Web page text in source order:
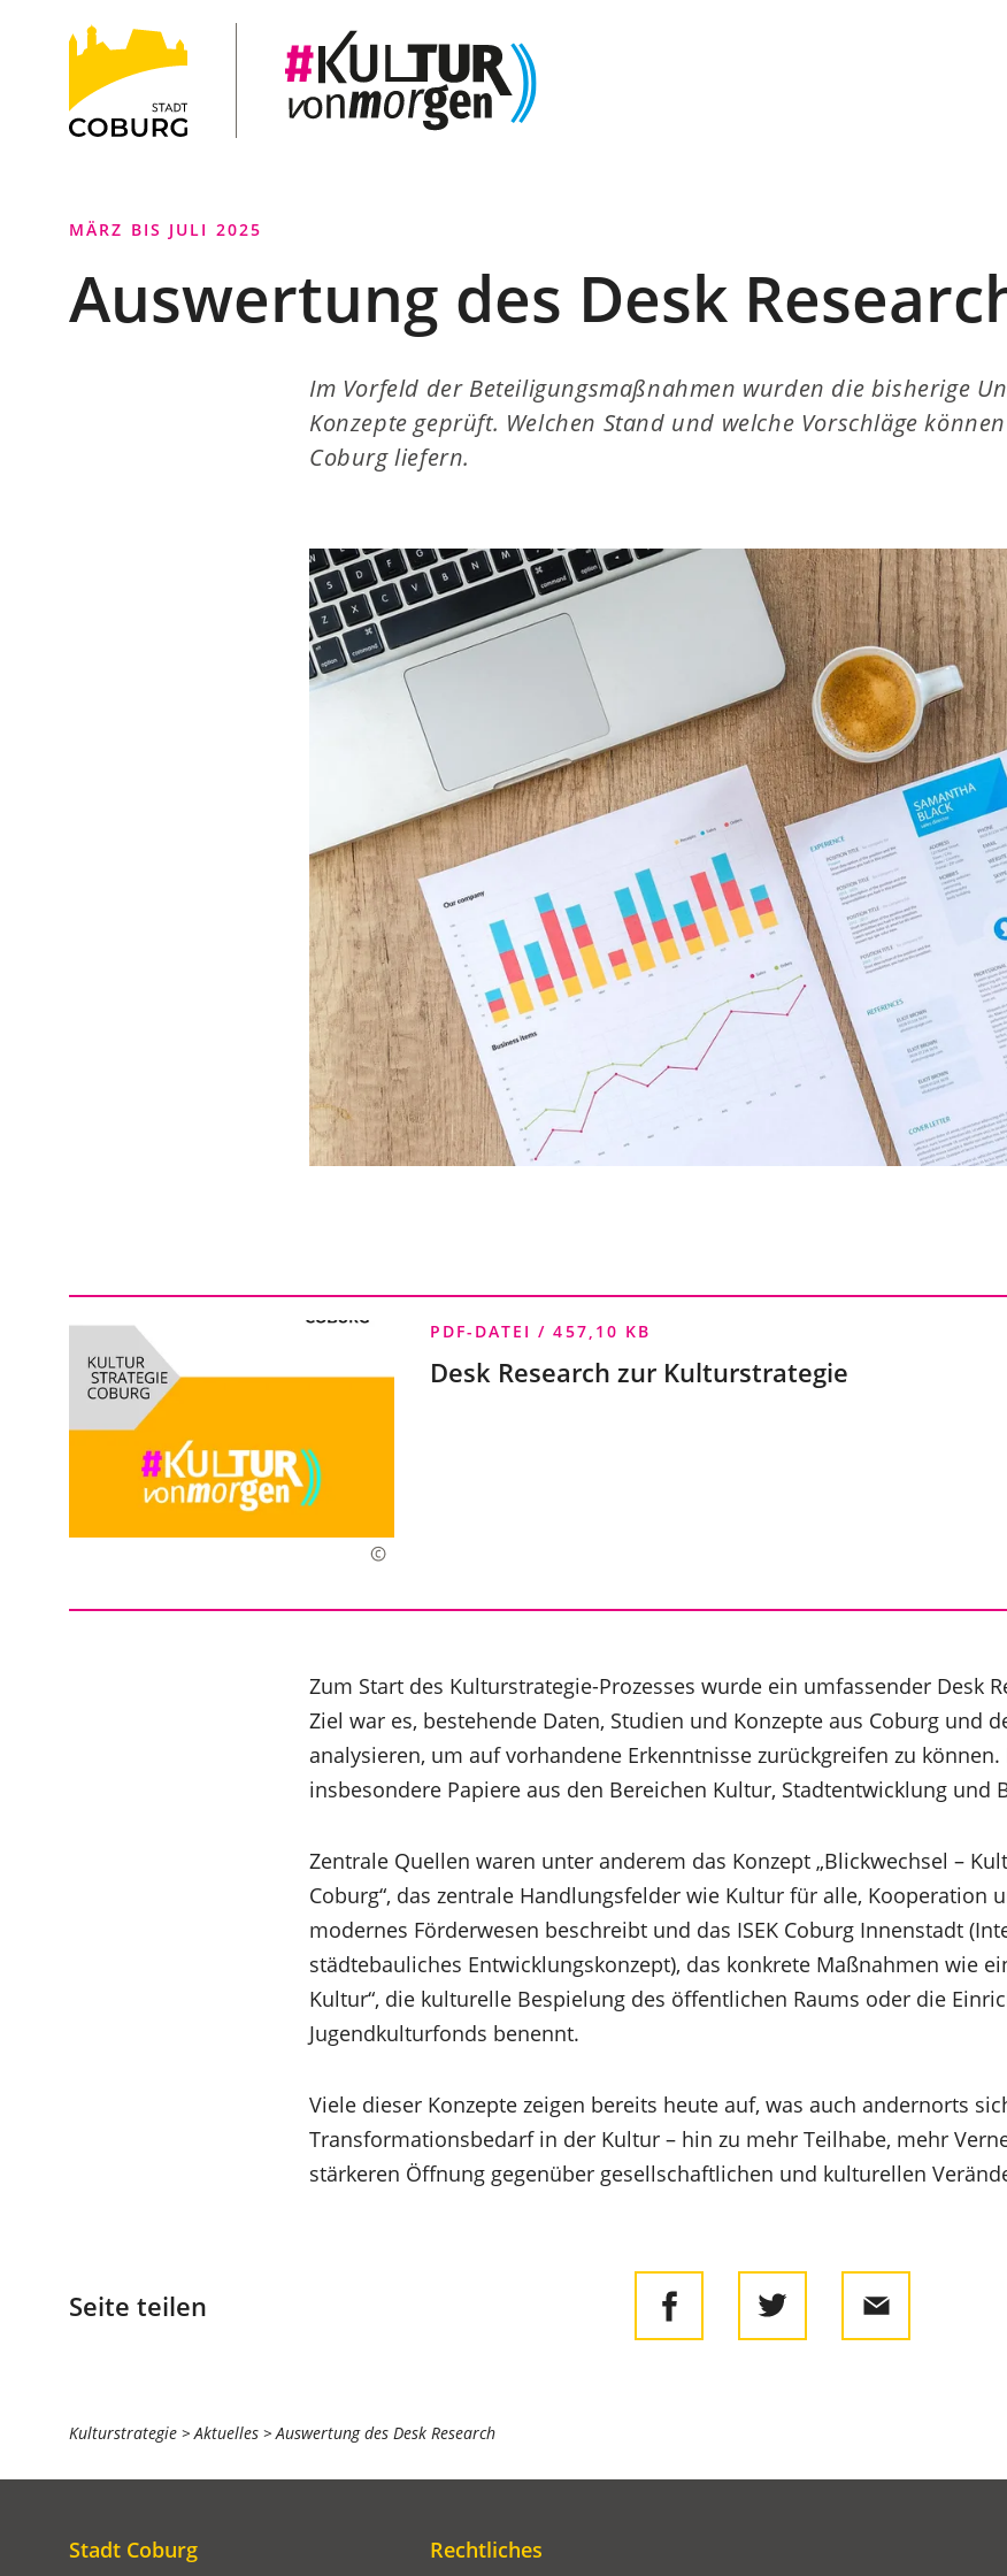
INHALT ANSPRINGEN
Stadt
Coburg
MÄRZ BIS JULI 2025
Auswertung des Desk
Im Vorfeld der Beteiligungsmaßnahmen wurden die bisherige
Konzepte geprüft. Welchen Stand und welche Vorschläge
Coburg liefern.
PDF-DATEI 457,10 KB
Desk Research zur Kulturstrategie
Zum Start des Kulturstrategie-Prozesses wurde ein umfassender Desk
Ziel war es, bestehende Daten, Studien und Konzepte aus Coburg und
analysieren, um auf vorhandene Erkenntnisse zurückgreifen zu
insbesondere Papiere aus den Bereichen Kultur, Stadtentwicklung und
Zentrale Quellen waren unter anderem das Konzept „Blickwechsel –
Coburg“, das zentrale Handlungsfelder wie Kultur für alle, Kooperation
modernes Förderwesen beschreibt und das ISEK Coburg Innenstadt
städtebauliches Entwicklungskonzept), das konkrete Maßnahmen wie
Kultur“, die kulturelle Bespielung des öffentlichen Raums oder die
Jugendkulturfonds benennt.
Viele dieser Konzepte zeigen bereits heute auf, was auch andernorts
Transformationsbedarf in der Kultur – hin zu mehr Teilhabe, mehr
stärkeren Öffnung gegenüber gesellschaftlichen und kulturellen
Seite teilen
Sie
befinden
hier:
Kulturstrategie Aktuelles Auswertung des Desk Research
Stadt Coburg Rechtliches